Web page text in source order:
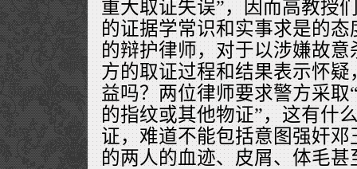
重大取证失误”，因而高教授
的证据学常识和实事求是的
的辩护律师，对于以涉嫌故
方的取证过程和结果表示怀
益吗？两位律师要求警方采取
的指纹或其他物证”，这有什
证，难道不能包括意图强奸
的两人的血迹、皮屑、体毛甚